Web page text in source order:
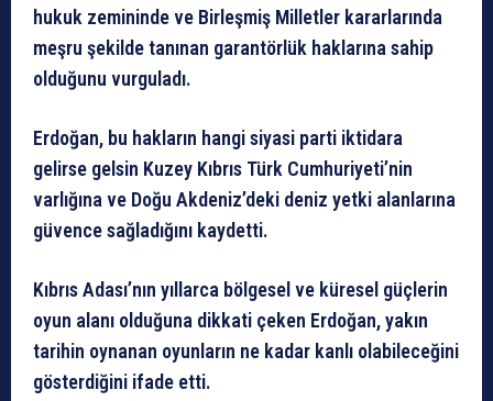
hukuk zemininde ve Birleşmiş Milletler kararlarında
meşru şekilde tanınan garantörlük haklarına sahip
olduğunu vurguladı.
Erdoğan, bu hakların hangi siyasi parti iktidara
gelirse gelsin Kuzey Kıbrıs Türk Cumhuriyeti’nin
varlığına ve Doğu Akdeniz’deki deniz yetki alanlarına
güvence sağladığını kaydetti.
Kıbrıs Adası’nın yıllarca bölgesel ve küresel güçlerin
oyun alanı olduğuna dikkati çeken Erdoğan, yakın
tarihin oynanan oyunların ne kadar kanlı olabileceğini
gösterdiğini ifade etti.